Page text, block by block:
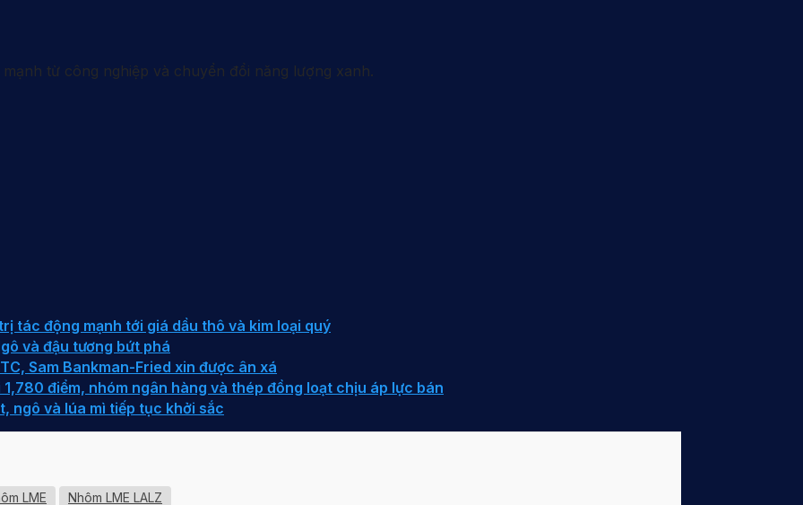
từ công nghiệp và chuyển đổi năng lượng xanh.
tác động mạnh tới giá dầu thô và kim loại quý
và đậu tương bứt phá
Sam Bankman-Fried xin được ân xá
điểm, nhóm ngân hàng và thép đồng loạt chịu áp lực bán
ngô và lúa mì tiếp tục khởi sắc
LME Nhôm LME LALZ